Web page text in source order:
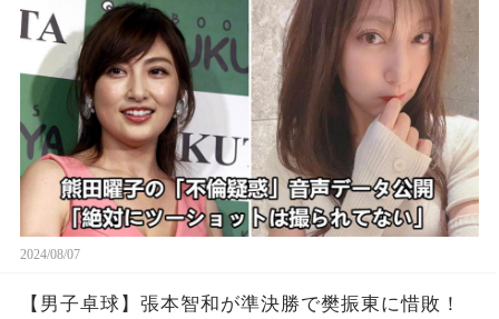
2024/08/07
【男子卓球】張本智和が準決勝で樊振東に惜敗！